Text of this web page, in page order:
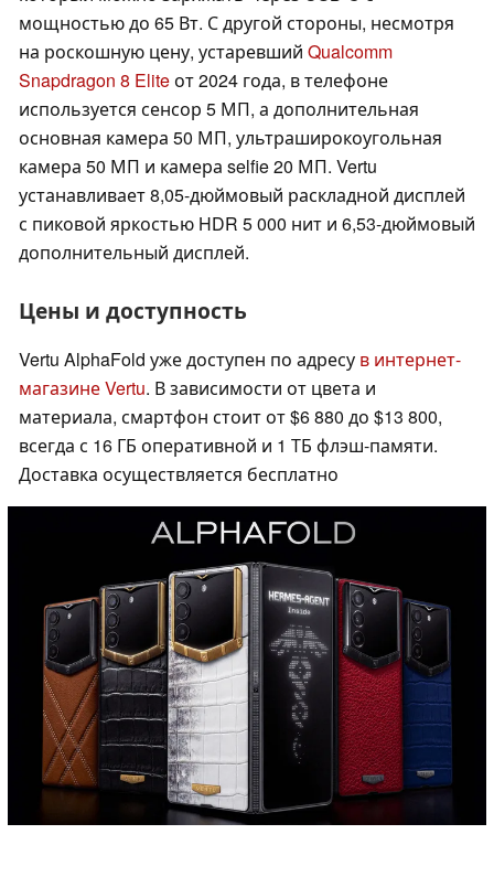
мощностью до 65 Вт. С другой стороны, несмотря
на роскошную цену, устаревший Qualcomm
Snapdragon 8 Eliteот 2024 года, в телефоне
используется сенсор 5 МП, а дополнительная
основная камера 50 МП, ультраширокоугольная
камера 50 МП и камера selfie 20 МП. Vertu
устанавливает 8,05-дюймовый раскладной дисплей
с пиковой яркостью HDR 5 000 нит и 6,53-дюймовый
дополнительный дисплей.
Цены и доступность
Vertu AlphaFold уже доступен по адресу в интернет-
магазине Vertu. В зависимости от цвета и
материала, смартфон стоит от $6 880 до $13 800,
всегда с 16 ГБ оперативной и 1 ТБ флэш-памяти.
Доставка осуществляется бесплатно